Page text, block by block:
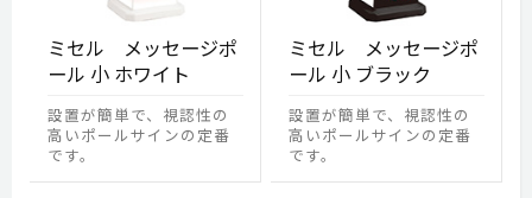
ミセル メッセージポ
ール 小 ホワイト
設置が簡単で、視認性の
高いポールサインの定番
です。
ミセル メッセージポ
ール 小 ブラック
設置が簡単で、視認性の
高いポールサインの定番
です。